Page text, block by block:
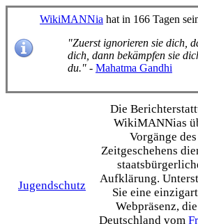
WikiMANNia hat in 166 Tagen
"Zuerst ignorieren sie dich,
dich, dann bekämpfen sie
du." - Mahatma Gandhi
Jugendschutz
Die
WikiMANNias
Vorgänge des
Zeitgeschehens
Aufklärung.
Sie eine
Webpräsenz,
Deutschland vom